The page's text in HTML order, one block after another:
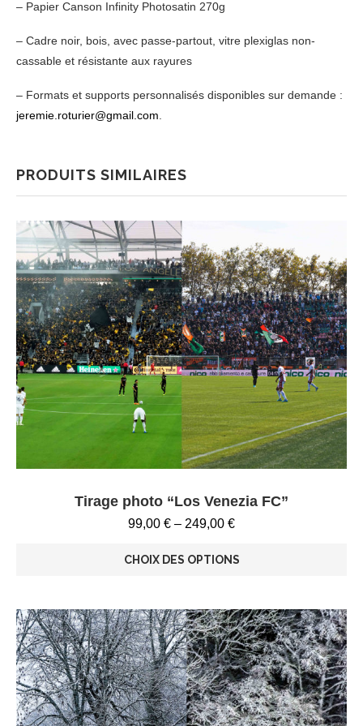
– Papier Canson Infinity Photosatin 270g
– Cadre noir, bois, avec passe-partout, vitre plexiglas non-
cassable et résistante aux rayures
– Formats et supports personnalisés disponibles sur demande :
jeremie.roturier@gmail.com
PRODUITS SIMILAIRES
Tirage photo “Los Venezia FC”
99,00 € – 249,00 €
CHOIX DES OPTIONS